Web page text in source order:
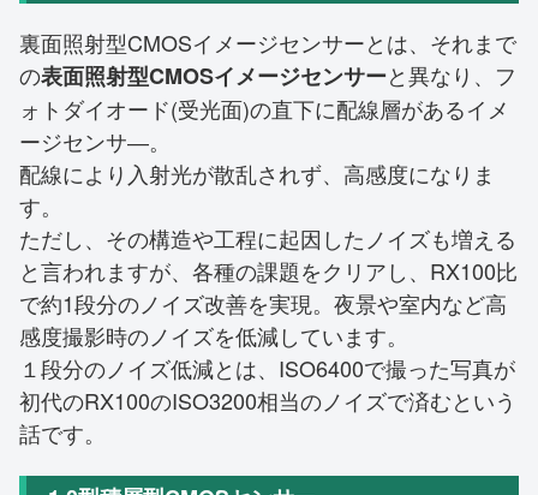
裏面照射型CMOSイメージセンサーとは、それまで
の表面照射型CMOSイメージセンサーと異なり、フ
ォトダイオード(受光面)の直下に配線層があるイメ
ージセンサ―。
配線により入射光が散乱されず、高感度になりま
す。
ただし、その構造や工程に起因したノイズも増える
と言われますが、各種の課題をクリアし、RX100比
で約1段分のノイズ改善を実現。夜景や室内など高
感度撮影時のノイズを低減しています。
１段分のノイズ低減とは、ISO6400で撮った写真が
初代のRX100のISO3200相当のノイズで済むという
話です。